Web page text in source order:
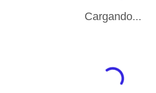
Cargando...